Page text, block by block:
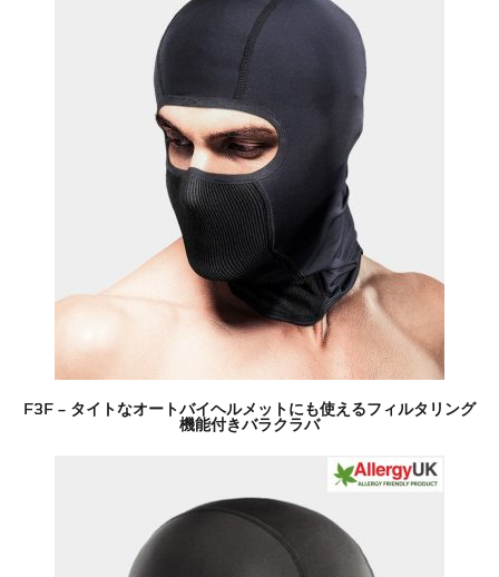
F3F – タイトなオートバイヘルメットにも使えるフィルタリング
機能付きバラクラバ